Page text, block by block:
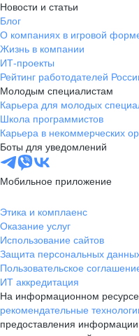
Новости и статьи
Блог
О компаниях в игровой
Жизнь в компании
ИТ-проекты
Рейтинг работодателей
Молодым специалистам
Карьера для молодых
Школа программистов
Карьера в некоммерческих
Боты для уведомлений
Мобильное приложение
Этика и комплаенс
Оказание услуг
Использование сайтов
Защита персональных
Пользовательское
ИТ аккредитация
На информационном
рекомендательные
предоставления